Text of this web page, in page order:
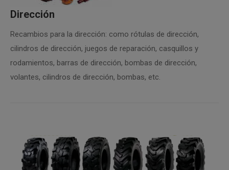
Dirección
Recambios para la dirección: como rótulas de dirección,
cilindros de dirección, juegos de reparación, casquillos y
rodamientos, barras de dirección, bombas de dirección,
volantes, cilindros de dirección, bombas, etc.